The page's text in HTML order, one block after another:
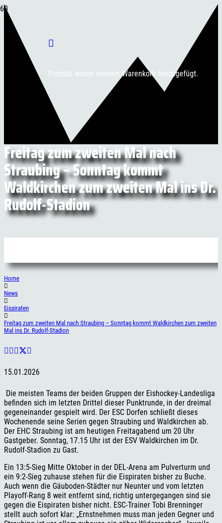
Produkt wurde deinem Warenkorb hinzugefügt.
Freitag zum zweiten Mal nach
Straubing – Sonntag kommt
Waldkirchen zum zweiten Mal ins Dr.
Rudolf-Stadion
Home
News
Eispiraten
Freitag zum zweiten Mal nach Straubing – Sonntag kommt Waldkirchen zum zweiten
Mal ins Dr. Rudolf-Stadion
15.01.2026
Die meisten Teams der beiden Gruppen der Eishockey-Landesliga
befinden sich im letzten Drittel dieser Punktrunde, in der dreimal
gegeneinander gespielt wird. Der ESC Dorfen schließt dieses
Wochenende seine Serien gegen Straubing und Waldkirchen ab.
Der EHC Straubing ist am heutigen Freitagabend um 20 Uhr
Gastgeber. Sonntag, 17.15 Uhr ist der ESV Waldkirchen im Dr.
Rudolf-Stadion zu Gast.
Ein 13:5-Sieg Mitte Oktober in der DEL-Arena am Pulverturm und
ein 9:2-Sieg zuhause stehen für die Eispiraten bisher zu Buche.
Auch wenn die Gäuboden-Städter nur Neunter und vom letzten
Playoff-Rang 8 weit entfernt sind, richtig untergegangen sind sie
gegen die Eispiraten bisher nicht. ESC-Trainer Tobi Brenninger
stellt auch sofort klar: „Ernstnehmen muss man jeden Gegner und